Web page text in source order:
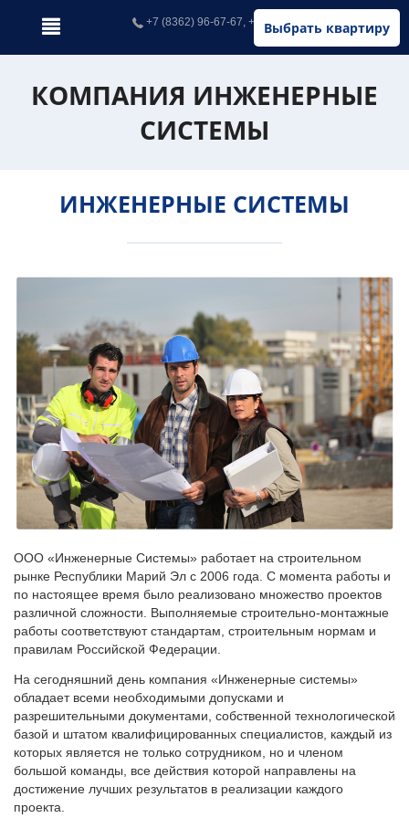
Выбрать квартиру
+7 (8362) 96-67-67, +7 (902) 326-67-67
КОМПАНИЯ ИНЖЕНЕРНЫЕ
СИСТЕМЫ
ИНЖЕНЕРНЫЕ СИСТЕМЫ
ООО «Инженерные Системы» работает на строительном
рынке Республики Марий Эл с 2006 года. С момента работы и
по настоящее время было реализовано множество проектов
различной сложности. Выполняемые строительно-монтажные
работы соответствуют стандартам, строительным нормам и
правилам Российской Федерации.
На сегодняшний день компания «Инженерные системы»
обладает всеми необходимыми допусками и
разрешительными документами, собственной технологической
базой и штатом квалифицированных специалистов, каждый из
которых является не только сотрудником, но и членом
большой команды, все действия которой направлены на
достижение лучших результатов в реализации каждого
проекта.